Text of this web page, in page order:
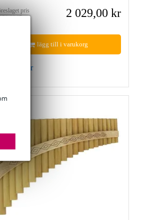
pris
kr
2 029,00 kr
Jämför
lägg till i varukorg